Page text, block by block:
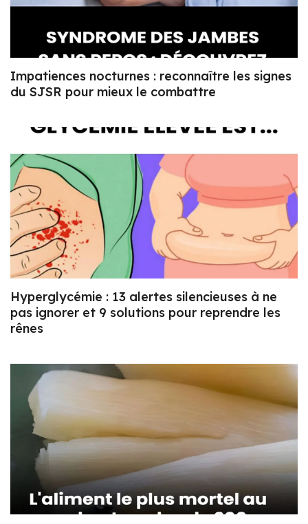
Impatiences nocturnes : reconnaître les signes
du SJSR pour mieux le combattre
Hyperglycémie : 13 alertes silencieuses à ne
pas ignorer et 9 solutions pour reprendre les
rênes